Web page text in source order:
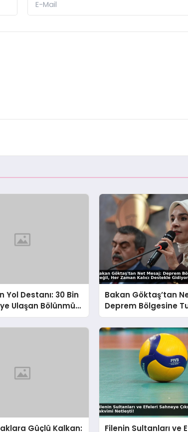
Yol Destanı: 30 Bin
Ulaşan Bölünmüş
Direnç
Bakan Göktaş’tan
Deprem Bölgesine
Değil, Her Zaman
Destekle Gidiyoruz!
Güçlü Kalkan: Filenin Sultanları ve